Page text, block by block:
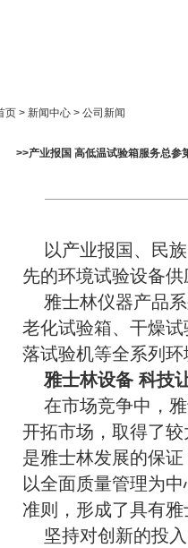
页 > 新闻中心 > 公司新闻
>>产业报国 高低温试验箱服务总参
以产业报国、民族
先的环境试验设备
雅士林仪器产品系
老化试验箱、干燥
落试验机等全系列
雅士林设备 科技
在市场竞争中，雅
开拓市场，取得了
是雅士林发展的保
以全面质量管理为
准则，形成了具有
坚持对创新的投入